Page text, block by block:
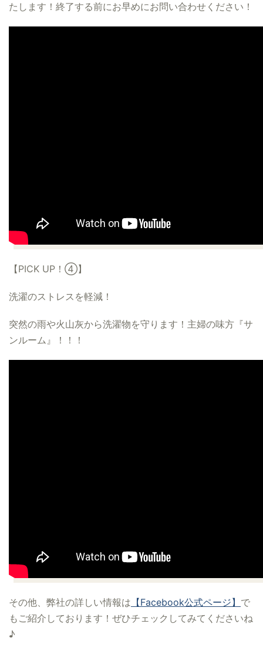
たします！終了する前にお早めにお問い合わせください！
【PICK UP！④】
洗濯のストレスを軽減！
突然の雨や火山灰から洗濯物を守ります！主婦の味方『サ
ンルーム』！！！
その他、弊社の詳しい情報は 【Facebook公式ページ】 で
もご紹介しております！ぜひチェックしてみてくださいね
♪